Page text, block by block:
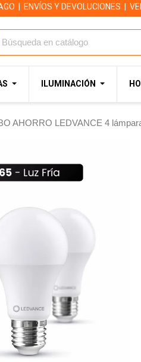
ENVÍOS Y DEVOLUCIONES
ILUMINACIÓN
AHORRO LEDVANCE 4